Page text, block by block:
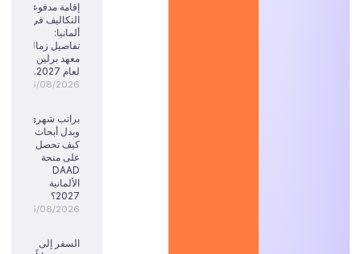
إقامة مدفوعة
التكاليف في
ألمانيا:
تفاصيل زمالة
معهد برلين
06/08/2026
براتب شهري
وبدل أبحاث:
كيف تحصل
على منحة
DAAD
الألمانية
2027؟
05/08/2026
السفر إلى